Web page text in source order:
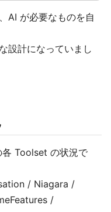
AI が必要なものを自
設計になっていまし
Toolset の状況で
/ Niagara /
/